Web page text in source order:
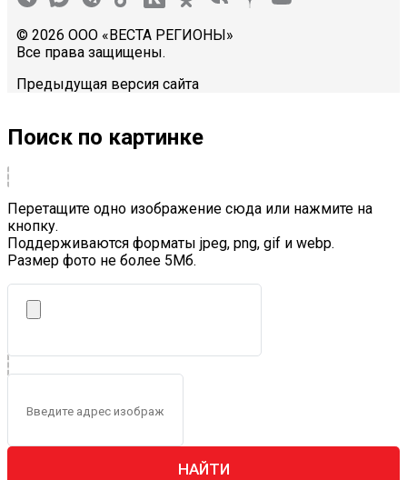
© 2026 ООО «ВЕСТА РЕГИОНЫ»
Все права защищены.
Предыдущая версия сайта
Поиск по картинке
Перетащите одно изображение сюда или нажмите на
кнопку.
Поддерживаются форматы jpeg, png, gif и webp.
Размер фото не более 5Mб.
НАЙТИ